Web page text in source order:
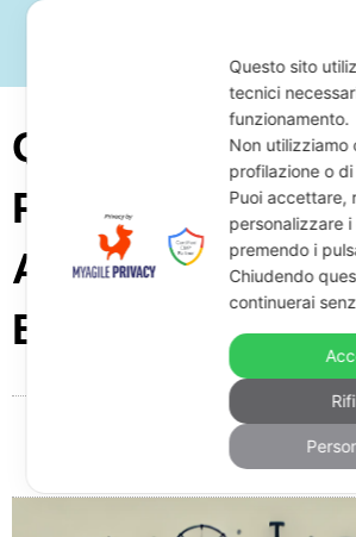
Qual È Il
Prescrizione
Accertamento
Esecutivo?
Giuseppe Monardo
Nessun commento
Questo sito
tecnici
funzionamento.
Non utilizziamo
profilazione o
Puoi accettare,
personalizzare
premendo i
Chiudendo
continuerai